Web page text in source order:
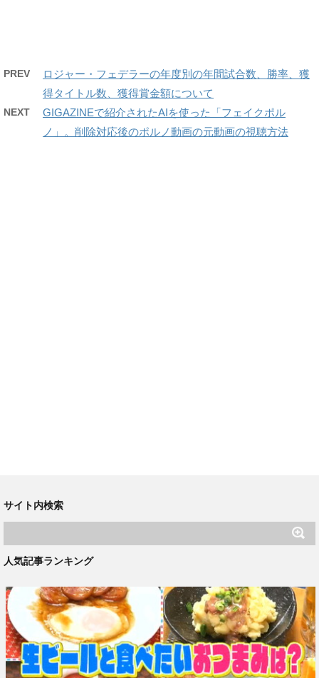
PREV
ロジャー・フェデラーの年度別の年間試合数、勝率、獲
得タイトル数、獲得賞金額について
NEXT
GIGAZINEで紹介されたAIを使った「フェイクポル
ノ」。削除対応後のポルノ動画の元動画の視聴方法
サイト内検索
人気記事ランキング